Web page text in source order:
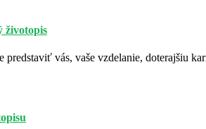
životopis
predstaviť vás, vaše vzdelanie, doterajšiu